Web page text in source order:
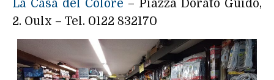
La Casa del Colore – Piazza Dorato Guido,
2. Oulx – Tel. 0122 832170